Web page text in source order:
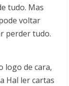
tudo. Mas
voltar
perder tudo.
logo de cara,
Hal ler cartas